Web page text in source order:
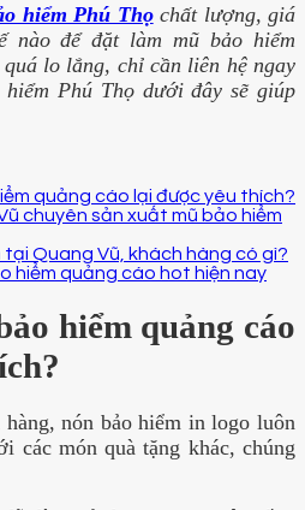
hiểm Phú Thọchất lượng, giá
nào để đặt làm mũ bảo hiểm
lo lắng, chỉ cần liên hệ ngay
Phú Thọ dưới đây sẽ giúp
quảng cáo lại được yêu thích?
chuyên sản xuất mũ bảo hiểm
tại Quang Vũ, khách hàng có gì?
hiểm quảng cáo hot hiện nay
hiểm quảng cáo
hàng, nón bảo hiểm in logo luôn
các món quà tặng khác, chúng